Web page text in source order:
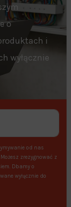
o
i
wyłącznie
od nas
zrezygnować z
Dbamy o
wyłącznie do